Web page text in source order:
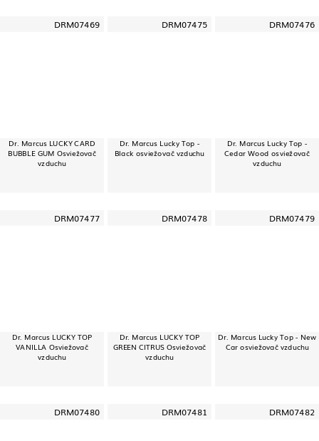
DRM07469
Dr. Marcus LUCKY CARD
BUBBLE GUM Osviežovač
vzduchu
DRM07475
Dr. Marcus Lucky Top -
Black osviežovač vzduchu
DRM07476
Dr. Marcus Lucky Top -
Cedar Wood osviežovač
vzduchu
DRM07477
Dr. Marcus LUCKY TOP
VANILLA Osviežovač
vzduchu
DRM07478
Dr. Marcus LUCKY TOP
GREEN CITRUS Osviežovač
vzduchu
DRM07479
Dr. Marcus Lucky Top - New
Car osviežovač vzduchu
DRM07480 DRM07481 DRM07482